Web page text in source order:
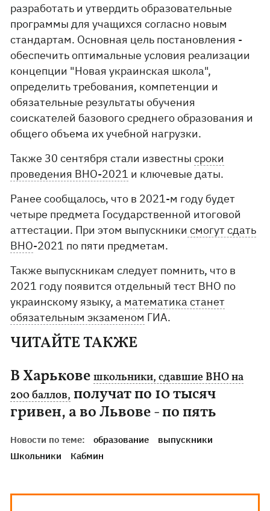
разработать и утвердить образовательные
программы для учащихся согласно новым
стандартам. Основная цель постановления -
обеспечить оптимальные условия реализации
концепции "Новая украинская школа",
определить требования, компетенции и
обязательные результаты обучения
соискателей базового среднего образования и
общего объема их учебной нагрузки.
Также 30 сентября стали известнысроки
проведения ВНО-2021 и ключевые даты.
Ранее сообщалось, что в 2021-м году будет
четыре предмета Государственной итоговой
аттестации. При этом выпускники смогут сдать
ВНО-2021 по пяти предметам.
Также выпускникам следует помнить, что в
2021 году появится отдельный тест ВНО по
украинскому языку, а математика станет
обязательным экзаменом ГИА.
ЧИТАЙТЕ ТАКЖЕ
В Харьковешкольники, сдавшие ВНО на
200 баллов, получат по 10 тысяч
гривен, а во Львове - по пять
Новости по теме: образование
выпускники
Школьники
Кабмин